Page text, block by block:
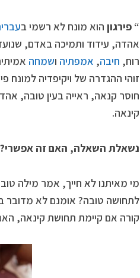
“ פירגוןהוא מונח לא רשמי ב
אהדה, עידוד ותמיכה באדם,
רוח, חיבה, אמפתיה ושמחה
זוהי ההגדרה של ויקיפדיה למונח
חוסר קנאה, ראייה בעין טובה,
קינאה.
נשאלת השאלה, האם זה אפשרי?
מי מאיתנו לא חייך, אמר מילה
לתחושה טובה? אומנם לא מדובר
קורה אם קיימת תחושת קינאה,